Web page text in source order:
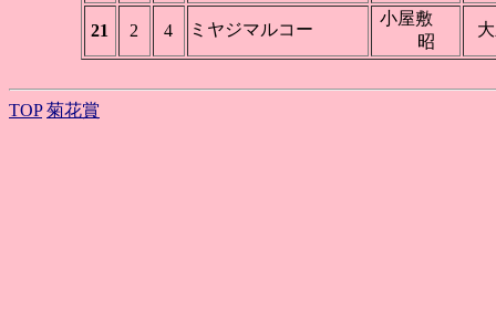
21 2 4 ミヤジマルコー
小屋敷
昭
TOP 菊花賞